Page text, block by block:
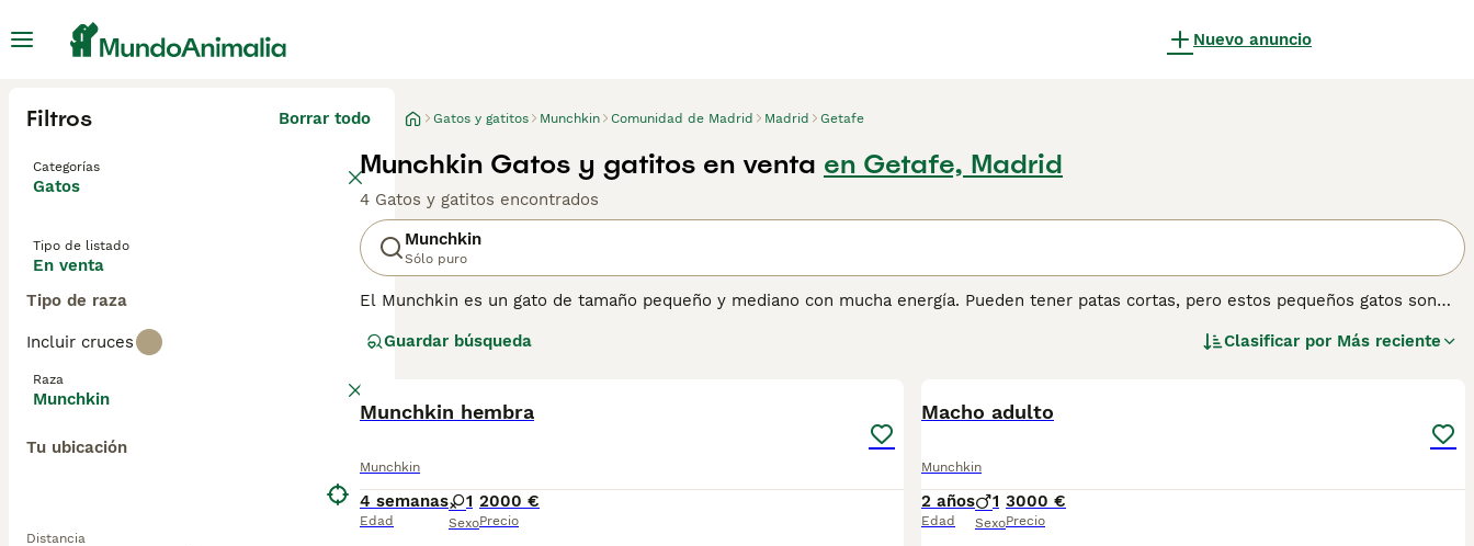
Nuevo anuncio
Filtros Borrar todo
Categorías
Gatos
Tipo de listado
En venta
Tipo de raza
Incluir cruces
Raza
Munchkin
Tu ubicación
Distancia
Gatos y gatitos Munchkin Comunidad de Madrid Madrid Getafe
Munchkin Gatos y gatitos en venta en Getafe, Madrid
4 Gatos y gatitos encontrados
Munchkin
Sólo puro
El Munchkin es un gato de tamaño pequeño y mediano con mucha energía. Pueden tener patas cortas, pero estos pequeños gatos son
compañía humana y no les gusta nada más que estar en un ambiente hogareño. Por lo tanto, el Munchkin es más adecuado para hogares
consejos de compra de Munchkin para obtener información sobre esta raza de gato.
Guardar búsqueda Clasificar por Más reciente
Munchkin hembra
Munchkin
4 semanas
Edad
1
Sexo
2000 €
Precio
Macho adulto
Munchkin
2 años
Edad
1
Sexo
3000 €
Precio